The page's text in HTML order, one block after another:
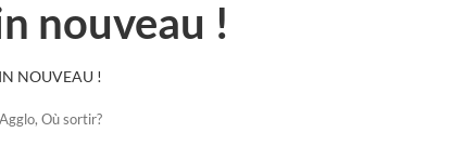
nouveau !
NOUVEAU !
, Où sortir?